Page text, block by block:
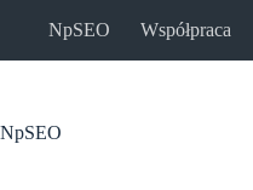
NpSEO Współpraca
NpSEO